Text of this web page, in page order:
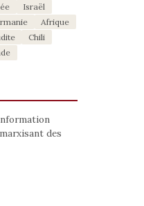
Israël
Afrique
Chili
des